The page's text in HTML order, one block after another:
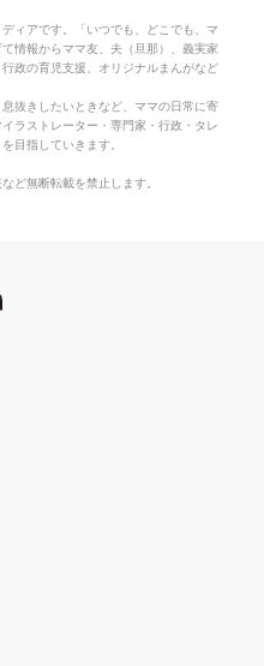
ィアです。「いつでも、どこでも、マ
情報からママ友、夫（旦那）、義実家
政の育児支援、オリジナルまんがなど
抜きしたいときなど、ママの日常に寄
ラストレーター・専門家・行政・タレ
目指していきます。
ど無断転載を禁止します。